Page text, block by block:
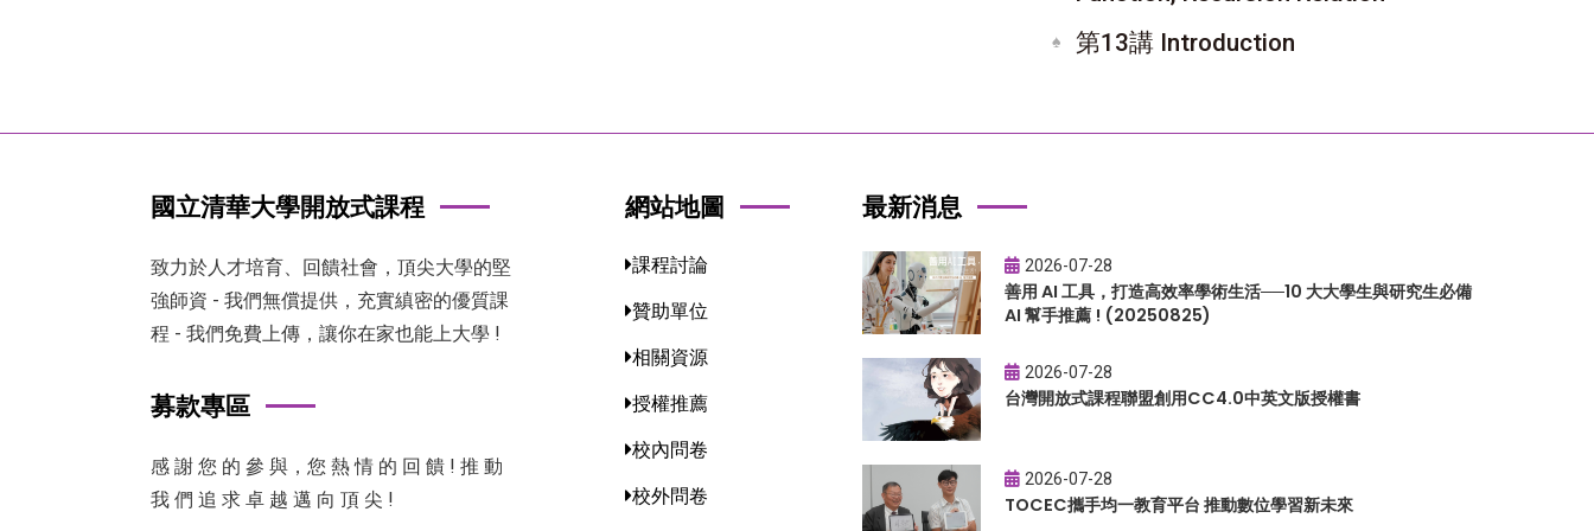
第13講 Introduction
國立清華大學開放式課程
致力於人才培育、回饋社會，頂尖大學的堅
強師資 - 我們無償提供，充實縝密的優質課
程 - 我們免費上傳，讓你在家也能上大學 !
募款專區
感 謝 您 的 參 與，您 熱 情 的 回 饋 ! 推 動
我 們 追 求 卓 越 邁 向 頂 尖 !
網站地圖
課程討論
贊助單位
相關資源
授權推薦
校內問卷
校外問卷
最新消息
2026-07-28
善用 AI 工具，打造高效率學術生活──10 大大學生與研究生必備
AI 幫手推薦 ! (20250825)
2026-07-28
台灣開放式課程聯盟創用CC4.0中英文版授權書
2026-07-28
TOCEC攜手均一教育平台 推動數位學習新未來